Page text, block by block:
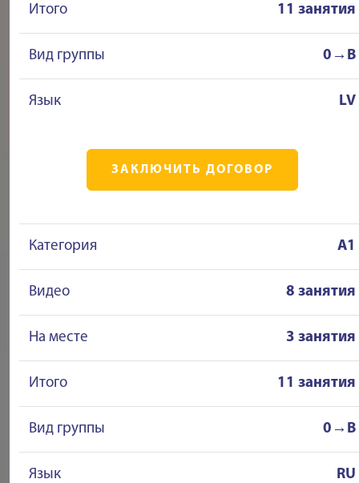
Итого 11 занятия
Вид группы 0→B
Язык LV
ЗАКЛЮЧИТЬ ДОГОВОР
Категория A1
Видео 8 занятия
На месте 3 занятия
Итого 11 занятия
Вид группы 0→B
Язык RU